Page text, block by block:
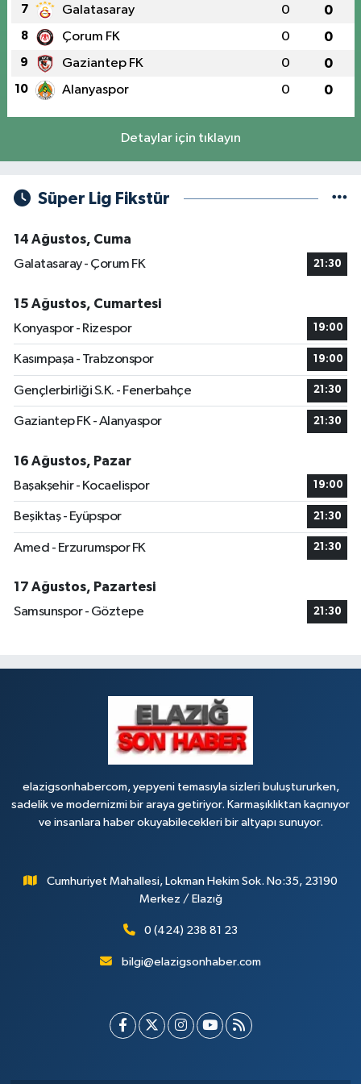
7 Galatasaray 0 0
8 Çorum FK 0 0
9 Gaziantep FK 0 0
10 Alanyaspor 0 0
Detaylar için tıklayın
Süper Lig Fikstür
14 Ağustos, Cuma
Galatasaray - Çorum FK
21:30
15 Ağustos, Cumartesi
Konyaspor - Rizespor
19:00
Kasımpaşa - Trabzonspor 19:00
Gençlerbirliği S.K. - Fenerbahçe 21:30
Gaziantep FK - Alanyaspor 21:30
16 Ağustos, Pazar
Başakşehir - Kocaelispor
19:00
Beşiktaş - Eyüpspor 21:30
Amed - Erzurumspor FK 21:30
17 Ağustos, Pazartesi
Samsunspor - Göztepe
21:30
elazigsonhabercom, yepyeni temasıyla sizleri buluştururken,
sadelik ve modernizmi bir araya getiriyor. Karmaşıklıktan kaçınıyor
ve insanlara haber okuyabilecekleri bir altyapı sunuyor.
Cumhuriyet Mahallesi, Lokman Hekim Sok. No:35, 23190
Merkez / Elazığ
0 (424) 238 81 23
bilgi@elazigsonhaber.com